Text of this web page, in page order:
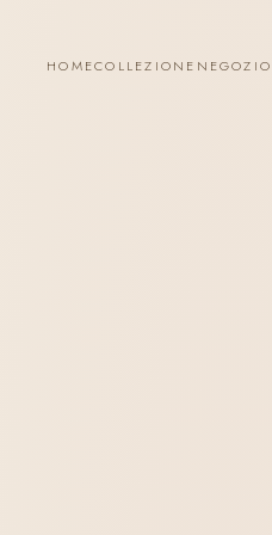
HOMECOLLEZIONE NEGOZIO